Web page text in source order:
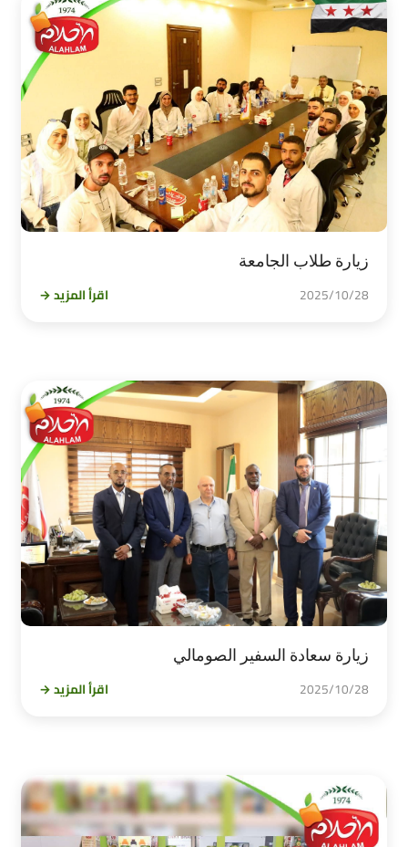
زيارة طلاب الجامعة
2025/10/28 اقرأ المزيد →
زيارة سعادة السفير الصومالي
2025/10/28 اقرأ المزيد →